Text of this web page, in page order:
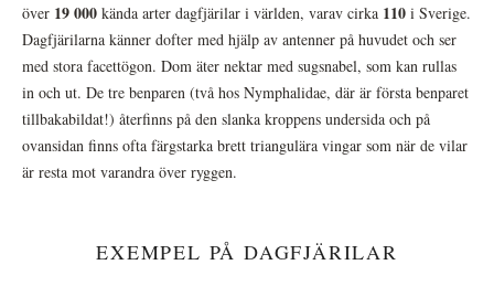
över 19 000 kända arter dagfjärilar i världen, varav cirka 110 i Sverige.
Dagfjärilarna känner dofter med hjälp av antenner på huvudet och ser
med stora facettögon. Dom äter nektar med sugsnabel, som kan rullas
in och ut. De tre benparen (två hos Nymphalidae, där är första benparet
tillbakabildat!) återfinns på den slanka kroppens undersida och på
ovansidan finns ofta färgstarka brett triangulära vingar som när de vilar
är resta mot varandra över ryggen.
EXEMPEL PÅ DAGFJÄRILAR